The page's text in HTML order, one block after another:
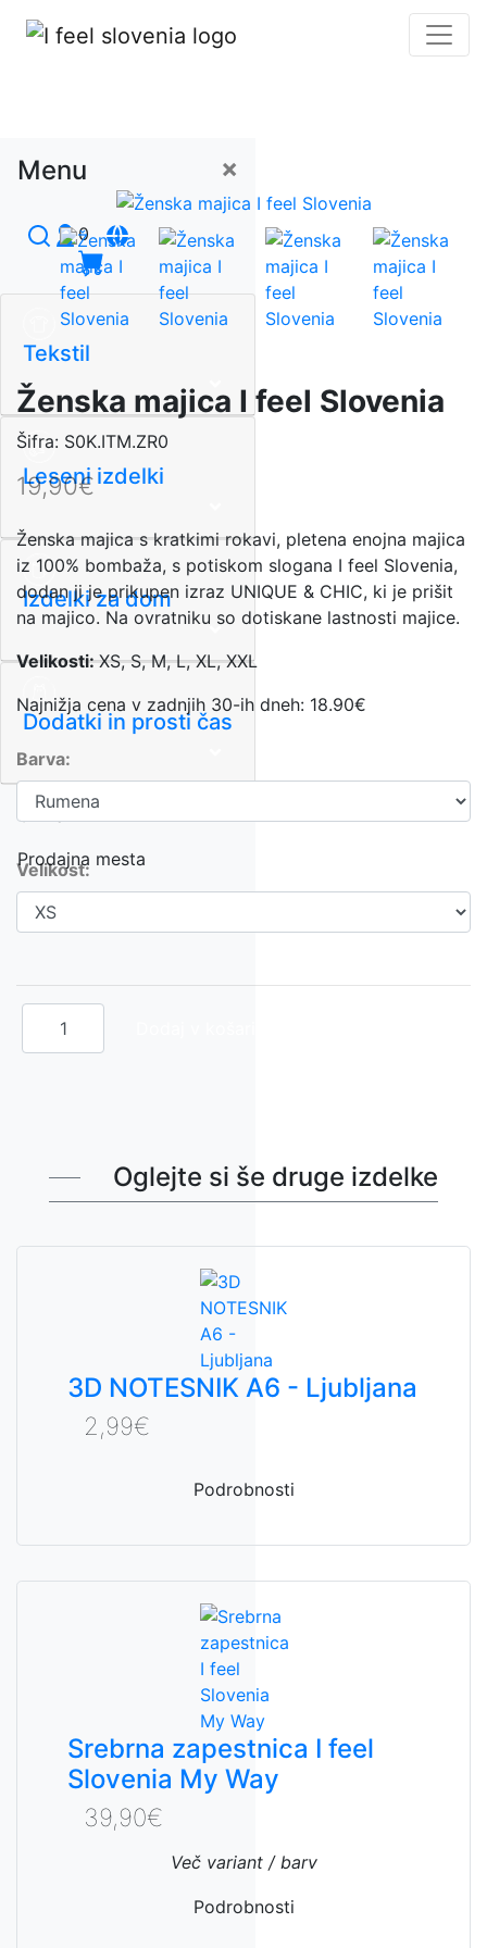
Menu ×
0
Tekstil
Leseni izdelki
Izdelki za dom
Dodatki in prosti čas
O znamki
Prodajna mesta
Ženska majica I feel Slovenia
Šifra: S0K.ITM.ZR0
19,90€
Ženska majica s kratkimi rokavi, pletena enojna majica
iz 100% bombaža, s potiskom slogana I feel Slovenia,
dodan ji je prikupen izraz UNIQUE & CHIC, ki je prišit
na majico. Na ovratniku so dotiskane lastnosti majice.
Velikosti:XS, S, M, L, XL, XXL
Najnižja cena v zadnjih 30-ih dneh: 18.90€
Barva:
Velikost:
Oglejte si še druge izdelke
3D NOTESNIK A6 - Ljubljana
2,99€
Podrobnosti
Srebrna zapestnica I feel
Slovenia My Way
39,90€
Več variant / barv
Podrobnosti